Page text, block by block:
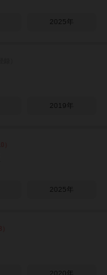
2025年
2019年
2025年
2020年